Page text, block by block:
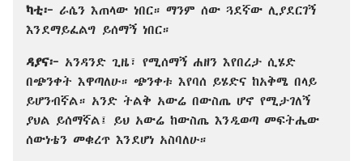
ካቲ፦ ራሴን እጠላው ነበር። ማንም ሰው ጓደኛው ሊያደርገኝ
እንደማይፈልግ ይሰማኝ ነበር።
ዳያና፦ አንዳንድ ጊዜ፣ የሚሰማኝ ሐዘን እየበረታ ሲሄድ
በጭንቀት እዋጣለሁ። ጭንቀቱ እየባሰ ይሄድና ከአቅሜ በላይ
ይሆንብኛል። አንድ ትልቅ አውሬ በውስጤ ሆኖ የሚታገለኝ
ያህል ይሰማኛል፤ ይህ አውሬ ከውስጤ እንዲወጣ መፍትሔው
ሰውነቴን መቁረጥ እንደሆነ አስባለሁ።